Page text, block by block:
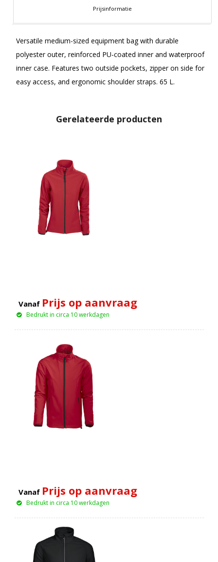
Prijsinformatie
Versatile medium-sized equipment bag with durable
polyester outer, reinforced PU-coated inner and waterproof
inner case. Features two outside pockets, zipper on side for
easy access, and ergonomic shoulder straps. 65 L.
Gerelateerde producten
Vanaf Prijs op aanvraag
Bedrukt in circa 10 werkdagen
Vanaf Prijs op aanvraag
Bedrukt in circa 10 werkdagen